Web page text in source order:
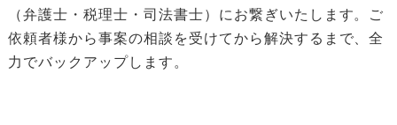
（弁護士・税理士・司法書士）にお繋ぎいたします。ご
依頼者様から事案の相談を受けてから解決するまで、全
力でバックアップします。